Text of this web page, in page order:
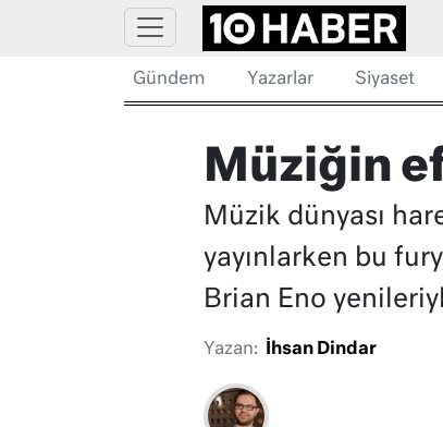
Gündem Yazarlar Siyaset
Müziğin
Müzik dünyası
yayınlarken bu
Brian Eno
Yazan: İhsan Dindar